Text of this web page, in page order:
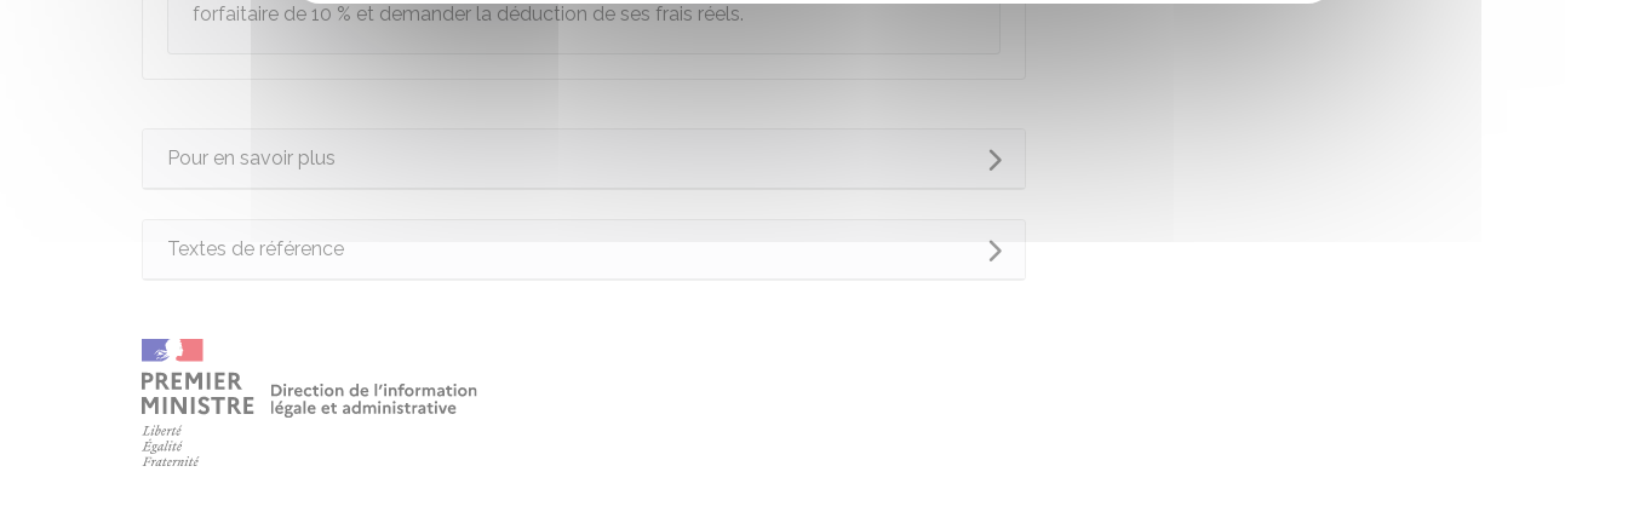
forfaitaire de 10 % et demander la déduction de ses frais réels.
Pour en savoir plus
Textes de référence